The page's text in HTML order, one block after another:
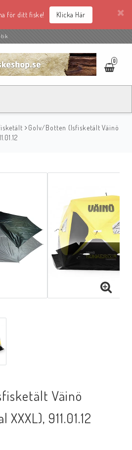
för ditt fiske! Klicka Här
0
Golv/Botten (Isfisketält Väinö
Väinö
911.01.12